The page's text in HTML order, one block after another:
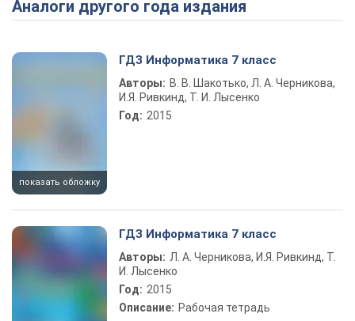
Play Video
Аналоги другого года издания
показать обложку
ГДЗ Информатика 7 класс
Авторы: В. В. Шакотько, Л. А. Черникова,
И.Я. Ривкинд, Т. И. Лысенко
Год: 2015
ГДЗ Информатика 7 класс
Авторы: Л. А. Черникова, И.Я. Ривкинд, Т.
И. Лысенко
Год: 2015
Описание: Рабочая тетрадь